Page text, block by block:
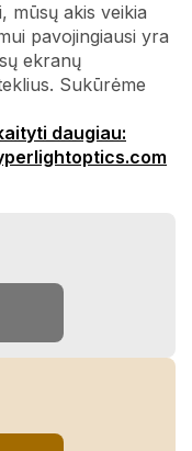
mūsų akis veikia
pavojingiausi yra
ekranų
Sukūrėme
daugiau: